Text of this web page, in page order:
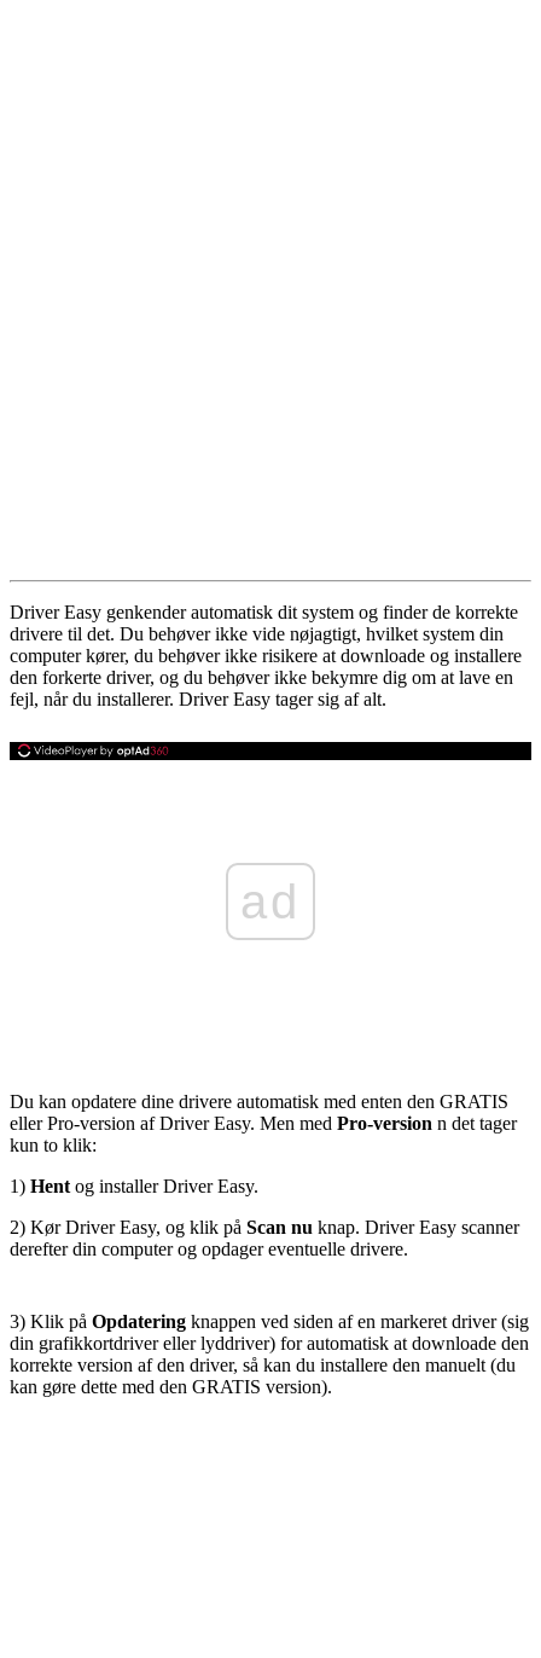
Driver Easy genkender automatisk dit system og finder de korrekte
drivere til det. Du behøver ikke vide nøjagtigt, hvilket system din
computer kører, du behøver ikke risikere at downloade og installere
den forkerte driver, og du behøver ikke bekymre dig om at lave en
fejl, når du installerer. Driver Easy tager sig af alt.
ad
Du kan opdatere dine drivere automatisk med enten den GRATIS
eller Pro-version af Driver Easy. Men med Pro-version n det tager
kun to klik:
1) Hent og installer Driver Easy.
2) Kør Driver Easy, og klik på Scan nu knap. Driver Easy scanner
derefter din computer og opdager eventuelle drivere.
3) Klik på Opdatering knappen ved siden af ​​en markeret driver (sig
din grafikkortdriver eller lyddriver) for automatisk at downloade den
korrekte version af den driver, så kan du installere den manuelt (du
kan gøre dette med den GRATIS version).